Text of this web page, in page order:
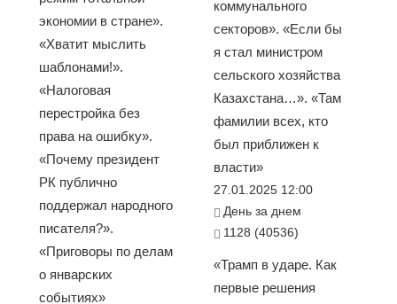
экономии в стране».
«Хватит мыслить
шаблонами!».
«Налоговая
перестройка без
права на ошибку».
«Почему президент
РК публично
поддержал народного
писателя?».
«Приговоры по делам
о январских
событиях»
коммунального
секторов». «Если бы
я стал министром
сельского хозяйства
Казахстана…». «Там
фамилии всех, кто
был приближен к
власти»
27.01.2025 12:00
День за днем
1128 (40536)
«Трамп в ударе. Как
первые решения